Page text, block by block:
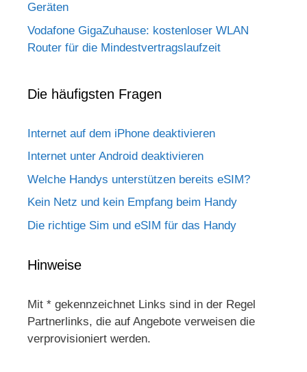
Geräten
Vodafone GigaZuhause: kostenloser WLAN
Router für die Mindestvertragslaufzeit
Die häufigsten Fragen
Internet auf dem iPhone deaktivieren
Internet unter Android deaktivieren
Welche Handys unterstützen bereits eSIM?
Kein Netz und kein Empfang beim Handy
Die richtige Sim und eSIM für das Handy
Hinweise
Mit * gekennzeichnet Links sind in der Regel
Partnerlinks, die auf Angebote verweisen die
verprovisioniert werden.